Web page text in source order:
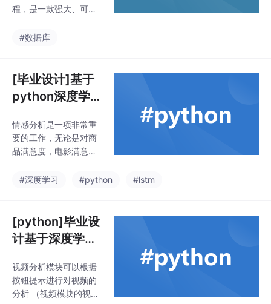
9。标注数量(txt文件个
称:["button"]button 框
程，是一款强大、可扩
组分析平台。QIIME 2
统计和图片结果。
#数据库
[毕业设计]基于
python深度学
电商购物情感分
析项目源码和实
情感分析是一项非常重
要的工作，无论是对商
品满意度，电影满意
群众情绪导向等多个领
通过大规模分布式爬虫
对数据进行采集，获得
到了目标数据，然后进
rd2vec模型建立出了词
向量和索引，在通过LS
TM算法，进行了模型训
#深度学习 #python #lstm
[python]毕业设
计基于深度学习
牌识别系统源码
和实现过程
视频分析模块可以根据
按钮提示进行对视频的
分析 （视频模块的视频